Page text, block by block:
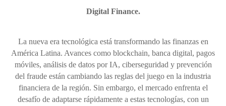
Digital Finance.
La nueva era tecnológica está transformando las finanzas en
América Latina. Avances como blockchain, banca digital, pagos
móviles, análisis de datos por IA, ciberseguridad y prevención
del fraude están cambiando las reglas del juego en la industria
financiera de la región. Sin embargo, el mercado enfrenta el
desafío de adaptarse rápidamente a estas tecnologías, con un